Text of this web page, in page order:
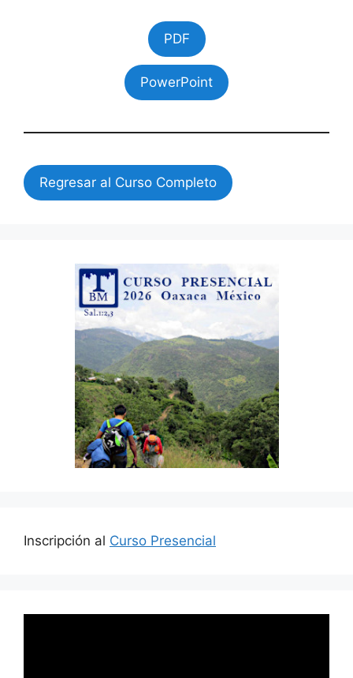
PDF
PowerPoint
Regresar al Curso Completo
Inscripción al Curso Presencial